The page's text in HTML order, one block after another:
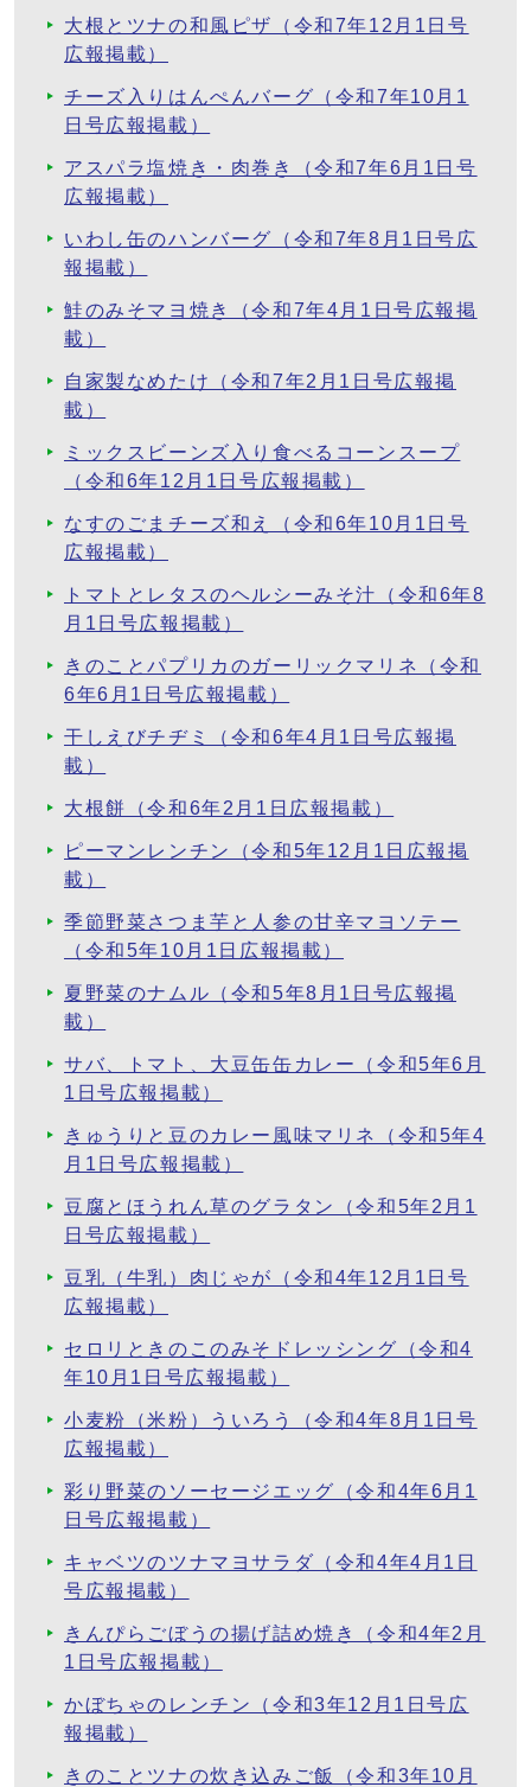
大根とツナの和風ピザ（令和7年12月1日号
広報掲載）
チーズ入りはんぺんバーグ（令和7年10月1
日号広報掲載）
アスパラ塩焼き・肉巻き（令和7年6月1日号
広報掲載）
いわし缶のハンバーグ（令和7年8月1日号広
報掲載）
鮭のみそマヨ焼き（令和7年4月1日号広報掲
載）
自家製なめたけ（令和7年2月1日号広報掲
載）
ミックスビーンズ入り食べるコーンスープ
（令和6年12月1日号広報掲載）
なすのごまチーズ和え（令和6年10月1日号
広報掲載）
トマトとレタスのヘルシーみそ汁（令和6年8
月1日号広報掲載）
きのことパプリカのガーリックマリネ（令和
6年6月1日号広報掲載）
干しえびチヂミ（令和6年4月1日号広報掲
載）
大根餅（令和6年2月1日広報掲載）
ピーマンレンチン（令和5年12月1日広報掲
載）
季節野菜さつま芋と人参の甘辛マヨソテー
（令和5年10月1日広報掲載）
夏野菜のナムル（令和5年8月1日号広報掲
載）
サバ、トマト、大豆缶缶カレー（令和5年6月
1日号広報掲載）
きゅうりと豆のカレー風味マリネ（令和5年4
月1日号広報掲載）
豆腐とほうれん草のグラタン（令和5年2月1
日号広報掲載）
豆乳（牛乳）肉じゃが（令和4年12月1日号
広報掲載）
セロリときのこのみそドレッシング（令和4
年10月1日号広報掲載）
小麦粉（米粉）ういろう（令和4年8月1日号
広報掲載）
彩り野菜のソーセージエッグ（令和4年6月1
日号広報掲載）
キャベツのツナマヨサラダ（令和4年4月1日
号広報掲載）
きんぴらごぼうの揚げ詰め焼き（令和4年2月
1日号広報掲載）
かぼちゃのレンチン（令和3年12月1日号広
報掲載）
きのことツナの炊き込みご飯（令和3年10月